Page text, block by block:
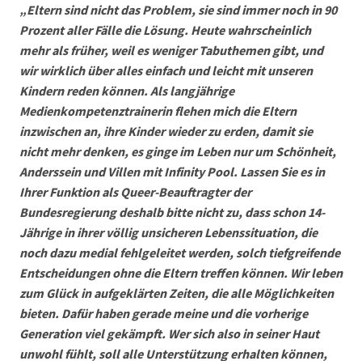
„Eltern sind nicht das Problem, sie sind immer noch in 90
Prozent aller Fälle die Lösung. Heute wahrscheinlich
mehr als früher, weil es weniger Tabuthemen gibt, und
wir wirklich über alles einfach und leicht mit unseren
Kindern reden können. Als langjährige
Medienkompetenztrainerin flehen mich die Eltern
inzwischen an, ihre Kinder wieder zu erden, damit sie
nicht mehr denken, es ginge im Leben nur um Schönheit,
Anderssein und Villen mit Infinity Pool. Lassen Sie es in
Ihrer Funktion als Queer-Beauftragter der
Bundesregierung deshalb bitte nicht zu, dass schon 14-
Jährige in ihrer völlig unsicheren Lebenssituation, die
noch dazu medial fehlgeleitet werden, solch tiefgreifende
Entscheidungen ohne die Eltern treffen können. Wir leben
zum Glück in aufgeklärten Zeiten, die alle Möglichkeiten
bieten. Dafür haben gerade meine und die vorherige
Generation viel gekämpft. Wer sich also in seiner Haut
unwohl fühlt, soll alle Unterstützung erhalten können,